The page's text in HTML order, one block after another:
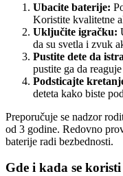
Ubacite baterije:
Koristite kvalitetne
Uključite igračku:
da su svetla i zvuk
Pustite dete da
pustite ga da
Podsticajte
deteta kako biste
Preporučuje se nadzor
od 3 godine. Redovno
baterije radi bezbednosti.
Gde i kada se